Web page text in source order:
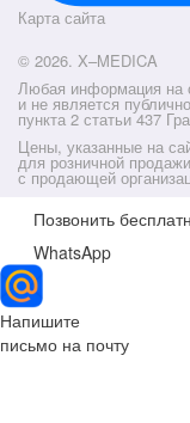
Карта сайта
© 2026. X–MEDICA
Любая информация на
и не является
пункта 2 статьи 437
Цены, указанные на
для розничной
с продающей
Позвонить
WhatsApp
Напишите
письмо на почту